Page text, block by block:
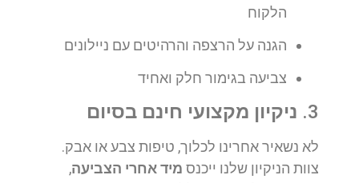
הלקוח
הגנה על הרצפה והרהיטים עם ניילונים
צביעה בגימור חלק ואחיד
3. ניקיון מקצועי חינם בסיום
לא נשאיר אחרינו לכלוך, טיפות צבע או אבק.
צוות הניקיון שלנו ייכנס מיד אחרי הצביעה,